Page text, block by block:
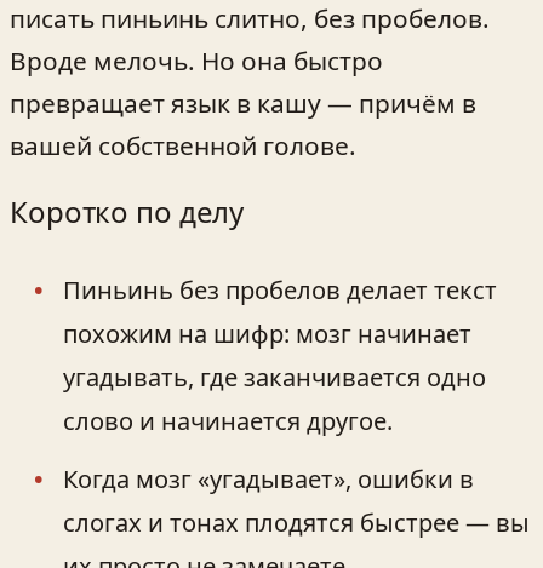
писать пиньинь слитно, без пробелов.
Вроде мелочь. Но она быстро
превращает язык в кашу — причём в
вашей собственной голове.
Коротко по делу
Пиньинь без пробелов делает текст
похожим на шифр: мозг начинает
угадывать, где заканчивается одно
слово и начинается другое.
Когда мозг «угадывает», ошибки в
слогах и тонах плодятся быстрее — вы